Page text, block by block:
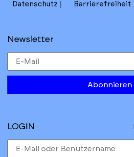
Datenschutz Barrierefreiheit
Newsletter
Abonnieren
LOGIN